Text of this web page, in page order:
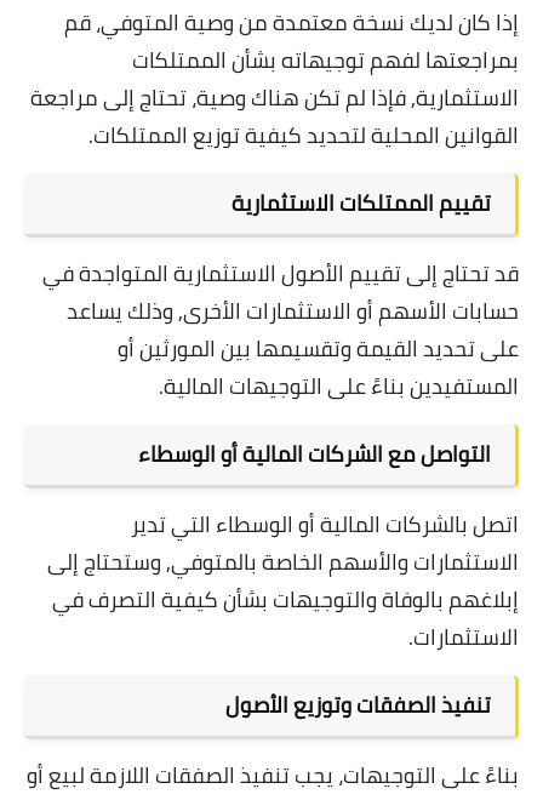
إذا كان لديك نسخة معتمدة من وصية المتوفي، قم
بمراجعتها لفهم توجيهاته بشأن الممتلكات
الاستثمارية, فإذا لم تكن هناك وصية، تحتاج إلى مراجعة
القوانين المحلية لتحديد كيفية توزيع الممتلكات.
تقييم الممتلكات الاستثمارية
قد تحتاج إلى تقييم الأصول الاستثمارية المتواجدة في
حسابات الأسهم أو الاستثمارات الأخرى, وذلك يساعد
على تحديد القيمة وتقسيمها بين المورثين أو
المستفيدين بناءً على التوجيهات المالية.
التواصل مع الشركات المالية أو الوسطاء
اتصل بالشركات المالية أو الوسطاء التي تدير
الاستثمارات والأسهم الخاصة بالمتوفي, وستحتاج إلى
إبلاغهم بالوفاة والتوجيهات بشأن كيفية التصرف في
الاستثمارات.
تنفيذ الصفقات وتوزيع الأصول
بناءً على التوجيهات، يجب تنفيذ الصفقات اللازمة لبيع أو